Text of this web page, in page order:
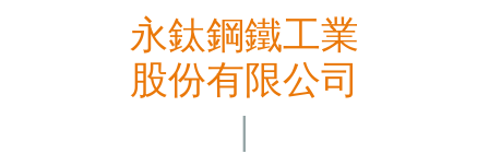
永鈦鋼鐵工業
股份有限公司
|